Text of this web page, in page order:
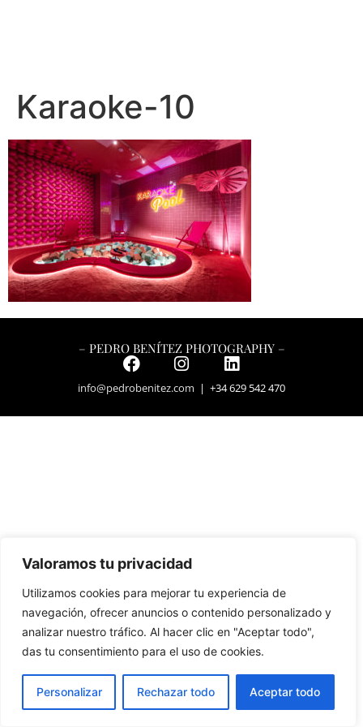
Valoramos tu privacidad
Utilizamos cookies para mejorar tu experiencia de
navegación, ofrecer anuncios o contenido personalizado y
analizar nuestro tráfico. Al hacer clic en "Aceptar todo",
das tu consentimiento para el uso de cookies.
Personalizar Rechazar todo Aceptar todo
Karaoke-10
– PEDRO BENÍTEZ PHOTOGRAPHY –
info@pedrobenitez.com | +34 629 542 470